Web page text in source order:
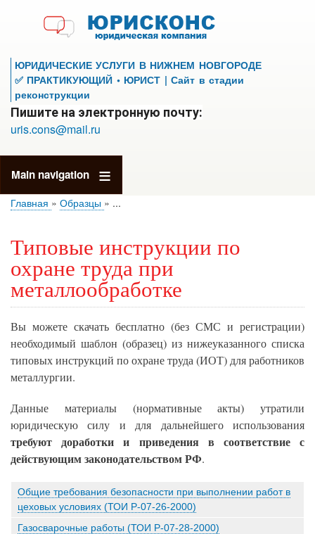
к
основному
содержанию
ЮРИДИЧЕСКИЕ УСЛУГИ В НИЖНЕМ НОВГОРОДЕ
✅ ПРАКТИКУЮЩИЙ • ЮРИСТ | Сайт в стадии
реконструкции
Пишите на электронную почту:
uris.cons@mail.ru
Main navigation
Главная Образцы ...
Типовые инструкции по
охране труда при
металлообработке
Вы можете скачать бесплатно (без СМС и регистрации)
необходимый шаблон (образец) из нижеуказанного списка
типовых инструкций по охране труда (ИОТ) для работников
металлургии.
Данные материалы (нормативные акты) утратили
юридическую силу и для дальнейшего использования
требуют доработки и приведения в соответствие с
действующим законодательством РФ.
Общие требования безопасности при выполнении работ в
цеховых условиях (ТОИ Р-07-26-2000)
Газосварочные работы (ТОИ Р-07-28-2000)